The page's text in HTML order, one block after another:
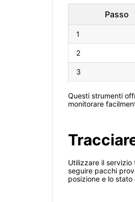
Passo
1
2
3
Questi strumenti
monitorare
Utilizzare il
seguire pacchi
posizione e lo